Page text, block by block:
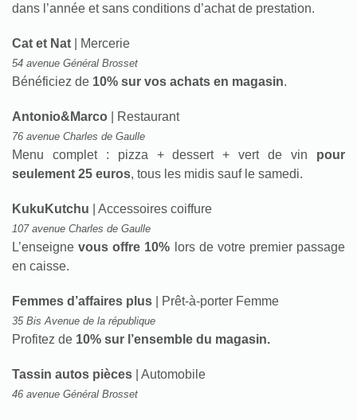
dans l’année et sans conditions d’achat de prestation.
Cat et Nat | Mercerie
54 avenue Général Brosset
Bénéficiez de 10% sur vos achats en magasin.
Antonio&Marco | Restaurant
76 avenue Charles de Gaulle
Menu complet : pizza + dessert + vert de vin pour
seulement 25 euros, tous les midis sauf le samedi.
KukuKutchu | Accessoires coiffure
107 avenue Charles de Gaulle
L’enseignevous offre 10% lors de votre premier passage
en caisse.
Femmes d’affaires plus | Prêt-à-porter Femme
35 Bis Avenue de la république
Profitez de 10% sur l’ensemble du magasin.
Tassin autos pièces | Automobile
46 avenue Général Brosset